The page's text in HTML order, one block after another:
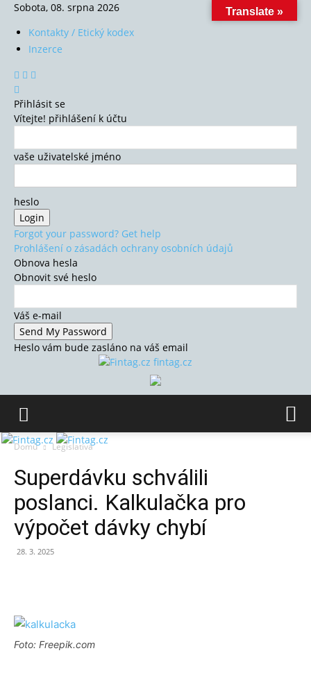
Sobota, 08. srpna 2026
Kontakty / Etický kodex
Inzerce
Přihlásit se
Vítejte! přihlášení k účtu
vaše uživatelské jméno
heslo
Forgot your password? Get help
Prohlášení o zásadách ochrany osobních údajů
Obnova hesla
Obnovit své heslo
Váš e-mail
Heslo vám bude zasláno na váš email
fintag.cz
Domů Legislativa
Superdávku schválili
poslanci. Kalkulačka pro
výpočet dávky chybí
28. 3. 2025
Foto: Freepik.com
Translate »